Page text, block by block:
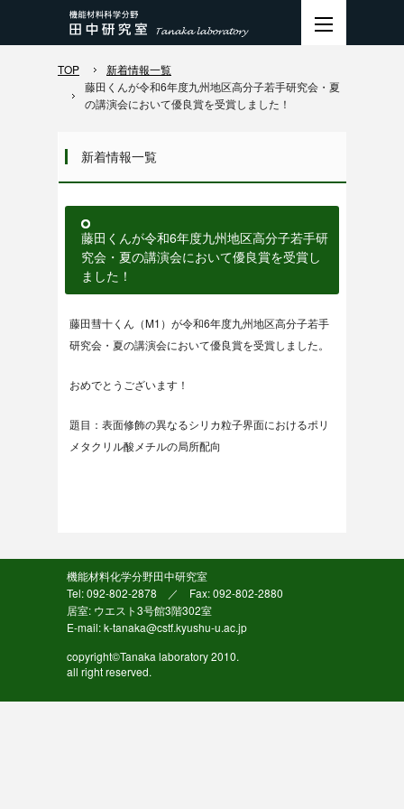
TOP
新着情報一覧
藤田くんが令和6年度九州地区高分子若手研究会・夏
の講演会において優良賞を受賞しました！
新着情報一覧
藤田くんが令和6年度九州地区高分子若手研
究会・夏の講演会において優良賞を受賞し
ました！
藤田彗十くん（M1）が令和6年度九州地区高分子若手
研究会・夏の講演会において優良賞を受賞しました。
おめでとうございます！
題目：表面修飾の異なるシリカ粒子界面におけるポリ
メタクリル酸メチルの局所配向
機能材料化学分野田中研究室
Tel: 092-802-2878 ／ Fax: 092-802-2880
居室: ウエスト3号館3階302室
E-mail: k-tanaka@cstf.kyushu-u.ac.jp
copyright©Tanaka laboratory 2010.
all right reserved.